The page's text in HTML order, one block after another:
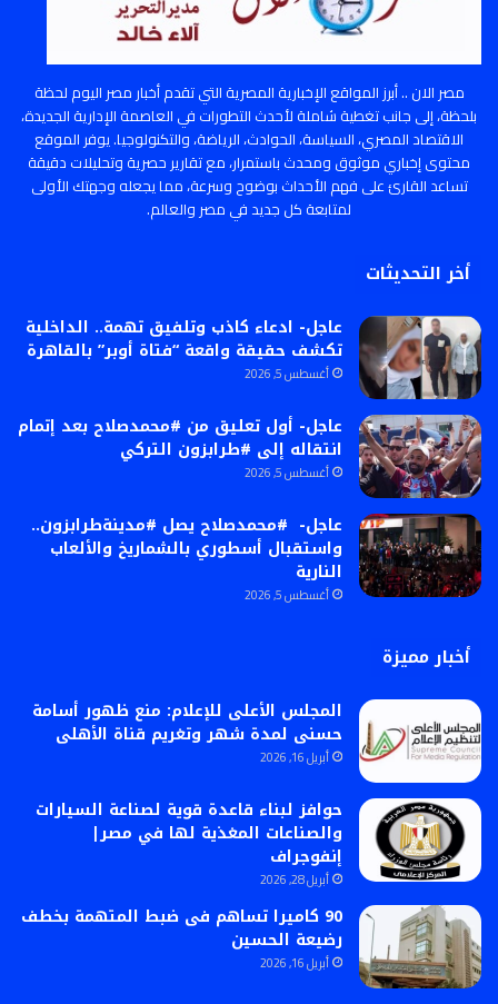
مصر الان .. أبرز المواقع الإخبارية المصرية التي تقدم أخبار مصر اليوم لحظة
بلحظة، إلى جانب تغطية شاملة لأحدث التطورات في العاصمة الإدارية الجديدة،
الاقتصاد المصري، السياسة، الحوادث، الرياضة، والتكنولوجيا. يوفر الموقع
محتوى إخباري موثوق ومحدث باستمرار، مع تقارير حصرية وتحليلات دقيقة
تساعد القارئ على فهم الأحداث بوضوح وسرعة، مما يجعله وجهتك الأولى
لمتابعة كل جديد في مصر والعالم.
أخر التحديثات
عاجل- ادعاء كاذب وتلفيق تهمة.. الداخلية
تكشف حقيقة واقعة “فتاة أوبر” بالقاهرة
أغسطس 5, 2026
عاجل- أول تعليق من #محمدصلاح بعد إتمام
انتقاله إلى #طرابزون التركي
أغسطس 5, 2026
عاجل- #محمدصلاح يصل #مدينةطرابزون..
واستقبال أسطوري بالشماريخ والألعاب
النارية
أغسطس 5, 2026
أخبار مميزة
المجلس الأعلى للإعلام: منع ظهور أسامة
حسنى لمدة شهر وتغريم قناة الأهلى
أبريل 16, 2026
حوافز لبناء قاعدة قوية لصناعة السيارات
والصناعات المغذية لها في مصر|
إنفوجراف
أبريل 28, 2026
90 كاميرا تساهم فى ضبط المتهمة بخطف
رضيعة الحسين
أبريل 16, 2026